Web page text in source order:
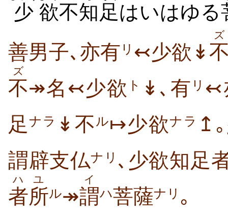
少 欲不知足はいはゆる
善男子､亦有 リ ↢少欲↡
ズ
不
ズ
↠名↢少欲 ト ↡､有 リ ↢
足 ナラ ↡不 ル↦少欲ナラ ↥
謂辟支仏ナリ ､少欲知足
者
ハ
所
ユ
ル↠謂
イ
ハ菩薩ナリ ｡